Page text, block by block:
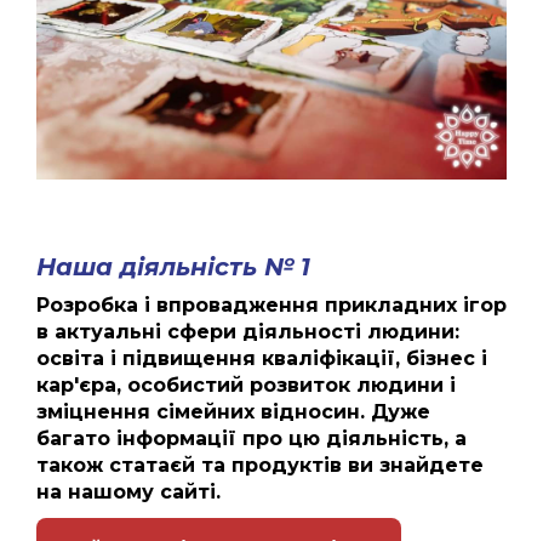
Наша діяльність № 1
Розробка і впровадження прикладних ігор
в актуальні сфери діяльності людини:
освіта і підвищення кваліфікації, бізнес і
кар'єра, особистий розвиток людини і
зміцнення сімейних відносин. Дуже
багато інформації про цю діяльність, а
також статаєй та продуктів ви знайдете
на нашому сайті.